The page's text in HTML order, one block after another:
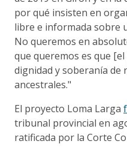
por qué insisten en
libre e informada sobre
No queremos en
que queremos es que
dignidad y soberanía de
ancestrales."
El proyecto Loma Larga
tribunal provincial en
ratificada por la Corte